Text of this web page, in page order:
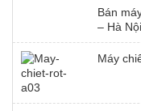
Bán
– Hà Nội
Máy